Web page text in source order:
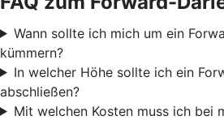
Wann sollte ich mich um ein
kümmern?
In welcher Höhe sollte ich ein
abschließen?
Mit welchen Kosten muss ich bei